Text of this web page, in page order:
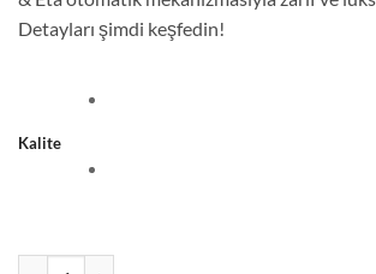
Detayları şimdi keşfedin!
Kalite